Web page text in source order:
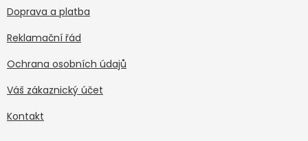
Doprava a platba
Reklamační řád
Ochrana osobních údajů
Váš zákaznický účet
Kontakt